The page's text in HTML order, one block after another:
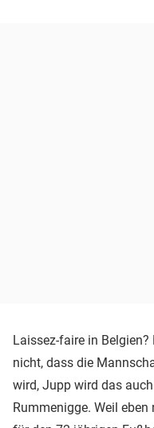
Laissez-faire in
nicht, dass die
wird, Jupp wird das
Rummenigge. Weil